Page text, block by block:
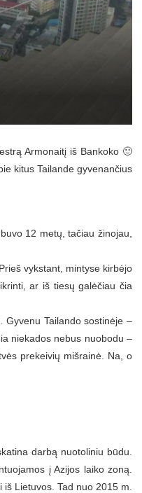
Armonaitį iš Bankoko 🙂
kitus Tailande gyvenančius
12 metų, tačiau žinojau,
vykstant, mintyse kirbėjo
ar iš tiesų galėčiau čia
Gyvenu Tailando sostinėje –
niekados nebus nuobodu –
prekeivių mišrainė. Na, o
darbą nuotoliniu būdu.
į Azijos laiko zoną.
Lietuvos. Tad nuo 2015 m.